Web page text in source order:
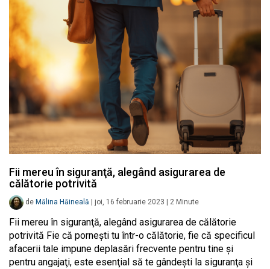
Fii mereu în siguranţă, alegând asigurarea de
călătorie potrivită
de Mălina Hăineală joi, 16 februarie 2023 2 Minute
Fii mereu în siguranţă, alegând asigurarea de călătorie
potrivită Fie că porneşti tu într-o călătorie, fie că specificul
afacerii tale impune deplasări frecvente pentru tine şi
pentru angajaţi, este esenţial să te gândeşti la siguranţa şi